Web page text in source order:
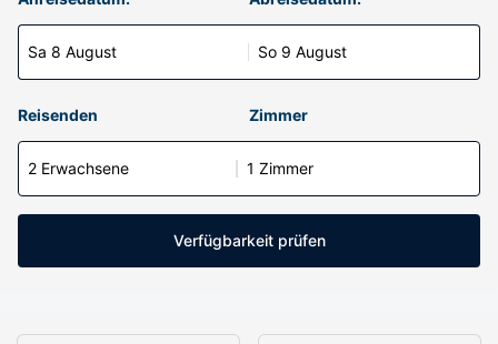
Sa 8 August So 9 August
Reisenden Zimmer
2 Erwachsene 1 Zimmer
Verfügbarkeit prüfen